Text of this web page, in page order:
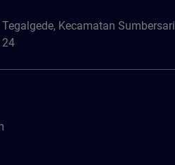
Kecamatan Sumbersari